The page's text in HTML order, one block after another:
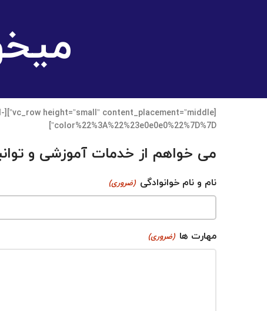
color%22%3A%22%23e0e0e0%22%7D%7D”]
می خواهم از خدمات آموزشی و
نام و نام خوانوادگی (ضروری)
مهارت ها (ضروری)